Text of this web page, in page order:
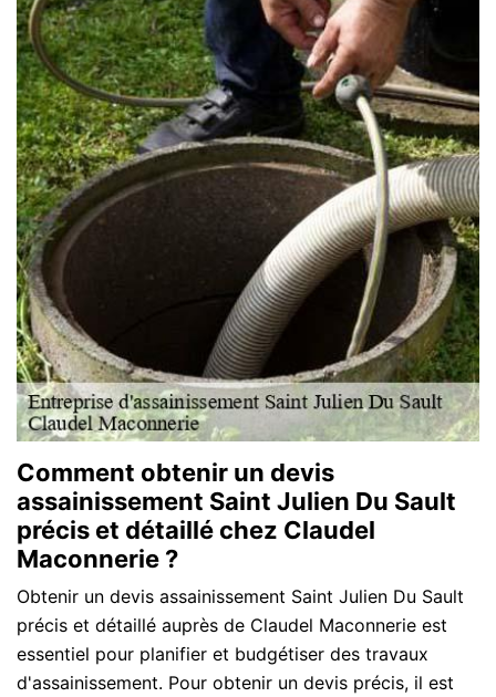
Comment obtenir un devis
assainissement Saint Julien Du Sault
précis et détaillé chez Claudel
Maconnerie ?
Obtenir un devis assainissement Saint Julien Du Sault
précis et détaillé auprès de Claudel Maconnerie est
essentiel pour planifier et budgétiser des travaux
d'assainissement. Pour obtenir un devis précis, il est